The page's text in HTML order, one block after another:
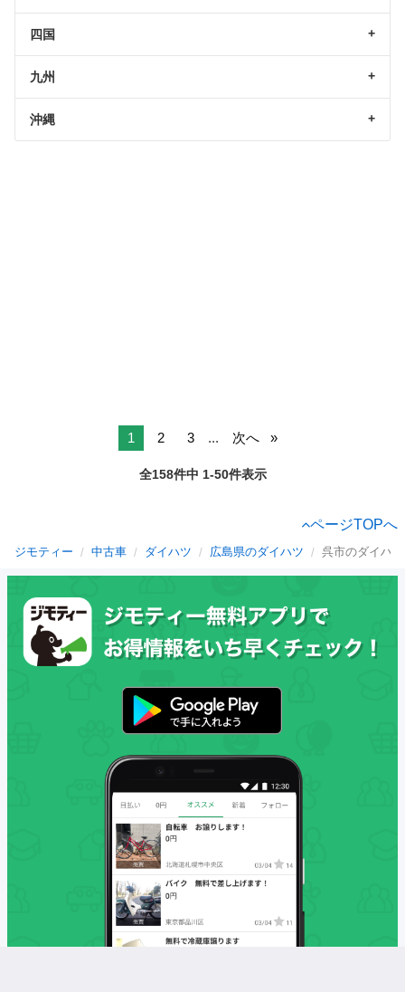
四国
九州
沖縄
1 2 3 ... 次へ
全158件中 1-50件表示
ページTOPへ
ジモティー 中古車 ダイハツ 広島県のダイハツ 呉市のダイハツ